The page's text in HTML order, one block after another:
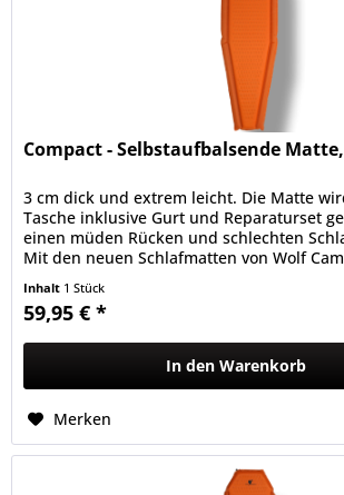
Compact - Selbstaufbalsende
3 cm dick und extrem leicht. Die Matte
Tasche inklusive Gurt und Reparaturset
einen müden Rücken und schlechten
Mit den neuen Schlafmatten von Wolf
Inhalt 1 Stück
59,95 € *
In den Warenkorb
Merken